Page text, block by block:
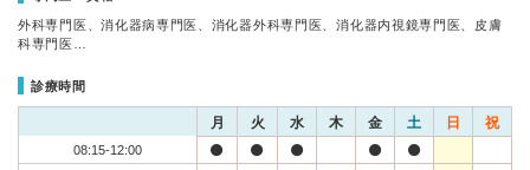
外科専門医、消化器病専門医、消化器外科専門医、消化器内視鏡専門医、皮膚
科専門医…
診療時間
月 火 水 木 金 土 日 祝
08:15-12:00